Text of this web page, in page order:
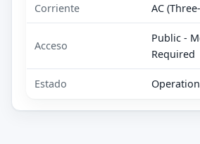
Corriente AC
Acceso
Public -
Required
Estado